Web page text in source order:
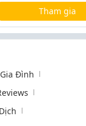
Tham gia
Đình